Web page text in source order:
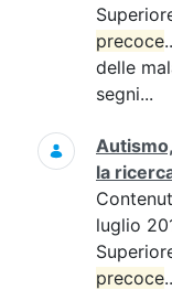
precoce
delle
segni...
la
luglio
precoce